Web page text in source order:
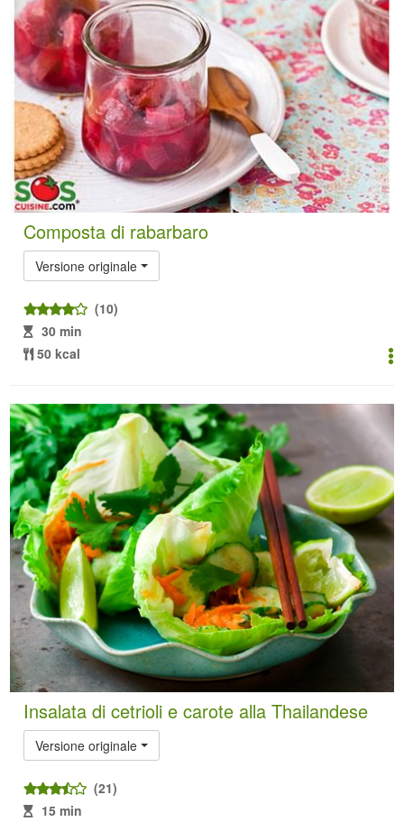
Composta di rabarbaro
Versione originale
(10)
30 min
50 kcal
Insalata di cetrioli e carote alla Thailandese
Versione originale
(21)
15 min